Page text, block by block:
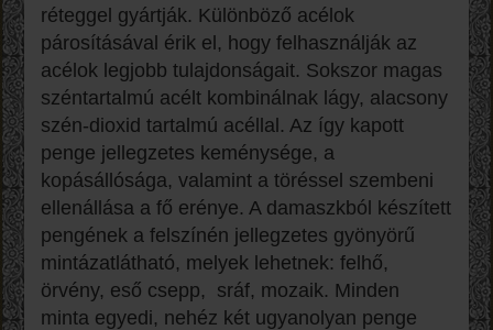
réteggel gyártják. Különböző acélok
párosításával érik el, hogy felhasználják az
acélok legjobb tulajdonságait. Sokszor magas
széntartalmú acélt kombinálnak lágy, alacsony
szén-dioxid tartalmú acéllal. Az így kapott
penge jellegzetes keménysége, a
kopásállósága, valamint a töréssel szembeni
ellenállása a fő erénye. A damaszkból készített
pengének a felszínén jellegzetes gyönyörű
mintázatlátható, melyek lehetnek: felhő,
örvény, eső csepp,
sráf, mozaik. Minden
minta egyedi, nehéz két ugyanolyan penge